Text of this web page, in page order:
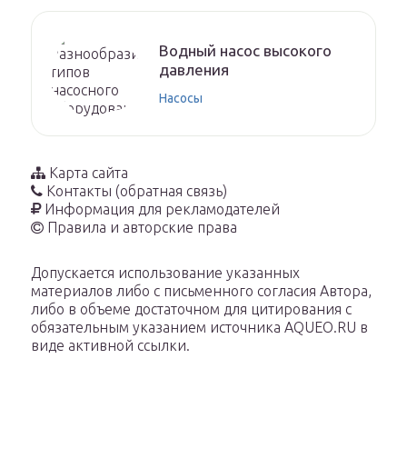
Водный насос высокого
давления
Насосы
Карта сайта
Контакты (обратная связь)
Информация для рекламодателей
Правила и авторские права
Допускается использование указанных
материалов либо с письменного согласия Автора,
либо в объеме достаточном для цитирования с
обязательным указанием источника AQUEO.RU в
виде активной ссылки.